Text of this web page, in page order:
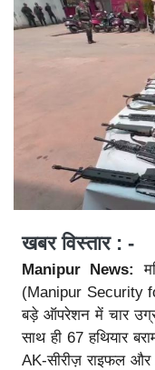
खबर विस्तार : -
Manipur News:
(Manipur Security
बड़े ऑपरेशन में चार
साथ ही 67 हथियार
AK-सीरीज़ राइफल और